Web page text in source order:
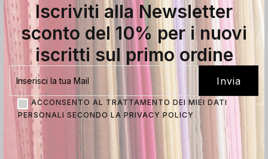
Iscriviti alla Newsletter
sconto del 10% per i nuovi
iscritti sul primo ordine
ACCONSENTO AL TRATTAMENTO DEI MIEI DATI
PERSONALI SECONDO LA PRIVACY POLICY
Arya Lenzuola in
cotone 270×230 cm,
federe 47×72.5 cm –
Verde Viola
€ 90.00
Arya Lenzuola in
cotone puro
270x230cm – Colore
Albero – 850gr
90.00